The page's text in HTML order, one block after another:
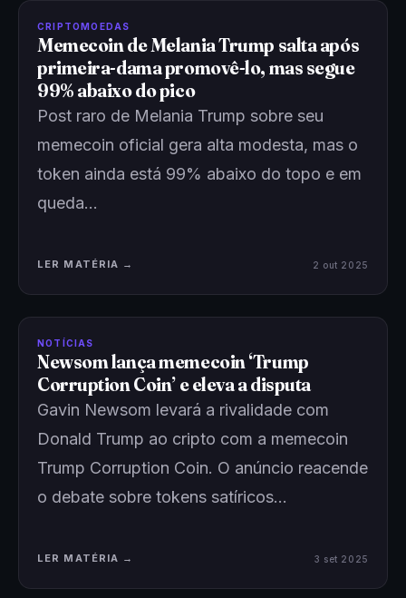
CRIPTOMOEDAS
Memecoin de Melania Trump salta após
primeira-dama promovê-lo, mas segue
99% abaixo do pico
Post raro de Melania Trump sobre seu
memecoin oficial gera alta modesta, mas o
token ainda está 99% abaixo do topo e em
queda…
LER MATÉRIA → 2 out 2025
NOTÍCIAS
Newsom lança memecoin ‘Trump
Corruption Coin’ e eleva a disputa
Gavin Newsom levará a rivalidade com
Donald Trump ao cripto com a memecoin
Trump Corruption Coin. O anúncio reacende
o debate sobre tokens satíricos…
LER MATÉRIA → 3 set 2025